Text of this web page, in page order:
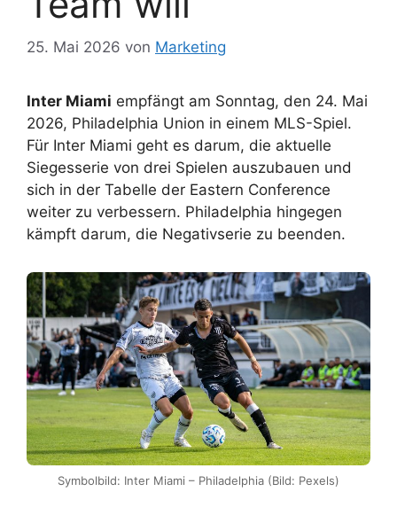
25. Mai 2026 von Marketing
Inter Miami empfängt am Sonntag, den 24. Mai
2026, Philadelphia Union in einem MLS-Spiel.
Für Inter Miami geht es darum, die aktuelle
Siegesserie von drei Spielen auszubauen und
sich in der Tabelle der Eastern Conference
weiter zu verbessern. Philadelphia hingegen
kämpft darum, die Negativserie zu beenden.
Symbolbild: Inter Miami – Philadelphia (Bild: Pexels)